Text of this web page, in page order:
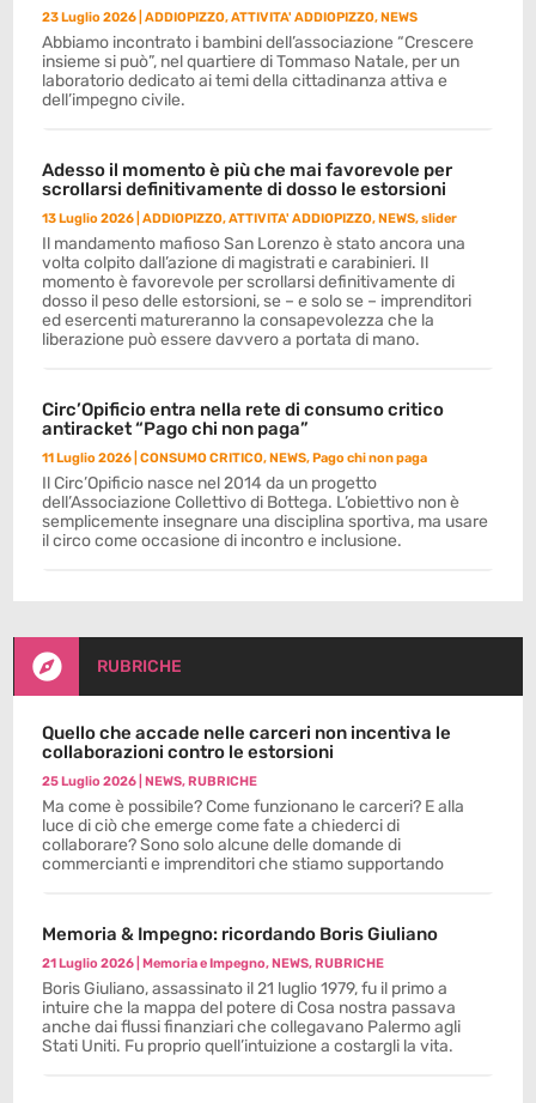
23 Luglio 2026 |ADDIOPIZZO,ATTIVITA' ADDIOPIZZO,NEWS
Abbiamo incontrato i bambini dell’associazione “Crescere
insieme si può”, nel quartiere di Tommaso Natale, per un
laboratorio dedicato ai temi della cittadinanza attiva e
dell’impegno civile.
Adesso il momento è più che mai favorevole per
scrollarsi definitivamente di dosso le estorsioni
13 Luglio 2026 |ADDIOPIZZO,ATTIVITA' ADDIOPIZZO,NEWS,slider
Il mandamento mafioso San Lorenzo è stato ancora una
volta colpito dall’azione di magistrati e carabinieri. Il
momento è favorevole per scrollarsi definitivamente di
dosso il peso delle estorsioni, se – e solo se – imprenditori
ed esercenti matureranno la consapevolezza che la
liberazione può essere davvero a portata di mano.
Circ’Opificio entra nella rete di consumo critico
antiracket “Pago chi non paga”
11 Luglio 2026 |CONSUMO CRITICO,NEWS,Pago chi non paga
Il Circ’Opificio nasce nel 2014 da un progetto
dell’Associazione Collettivo di Bottega. L’obiettivo non è
semplicemente insegnare una disciplina sportiva, ma usare
il circo come occasione di incontro e inclusione.
 RUBRICHE
Quello che accade nelle carceri non incentiva le
collaborazioni contro le estorsioni
25 Luglio 2026 |NEWS,RUBRICHE
Ma come è possibile? Come funzionano le carceri? E alla
luce di ciò che emerge come fate a chiederci di
collaborare? Sono solo alcune delle domande di
commercianti e imprenditori che stiamo supportando
Memoria & Impegno: ricordando Boris Giuliano
21 Luglio 2026 |Memoria e Impegno,NEWS,RUBRICHE
Boris Giuliano, assassinato il 21 luglio 1979, fu il primo a
intuire che la mappa del potere di Cosa nostra passava
anche dai flussi finanziari che collegavano Palermo agli
Stati Uniti. Fu proprio quell’intuizione a costargli la vita.